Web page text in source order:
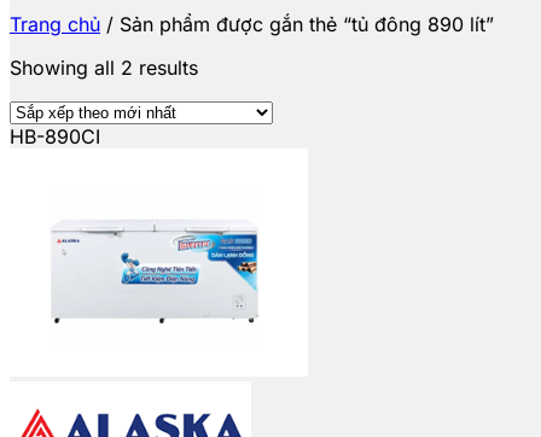
Trang chủ / Sản phẩm được gắn thẻ “tủ đông 890 lít”
Showing all 2 results
HB-890CI